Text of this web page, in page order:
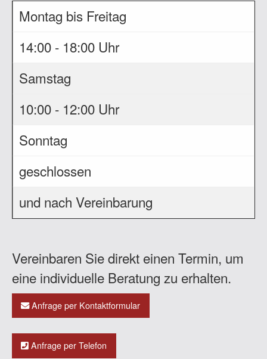
Montag bis Freitag
14:00 - 18:00 Uhr
Samstag
10:00 - 12:00 Uhr
Sonntag
geschlossen
und nach Vereinbarung
Vereinbaren Sie direkt einen Termin, um
eine individuelle Beratung zu erhalten.
Anfrage per Kontaktformular
Anfrage per Telefon